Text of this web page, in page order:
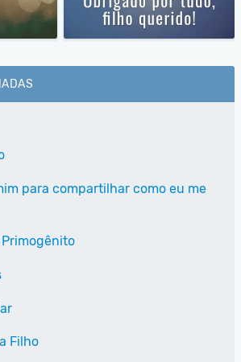
para compartilhar como eu me
Primogênito
Filho